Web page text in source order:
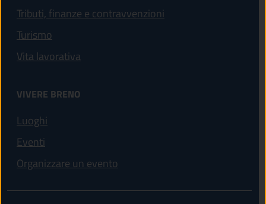
Tributi, finanze e contravvenzioni
Turismo
Vita lavorativa
VIVERE BRENO
Luoghi
Eventi
Organizzare un evento